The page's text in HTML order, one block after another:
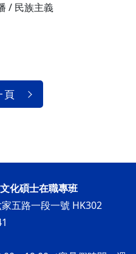
/ 民族主義
頁
化碩士在職專班
五路一段一號 HK302